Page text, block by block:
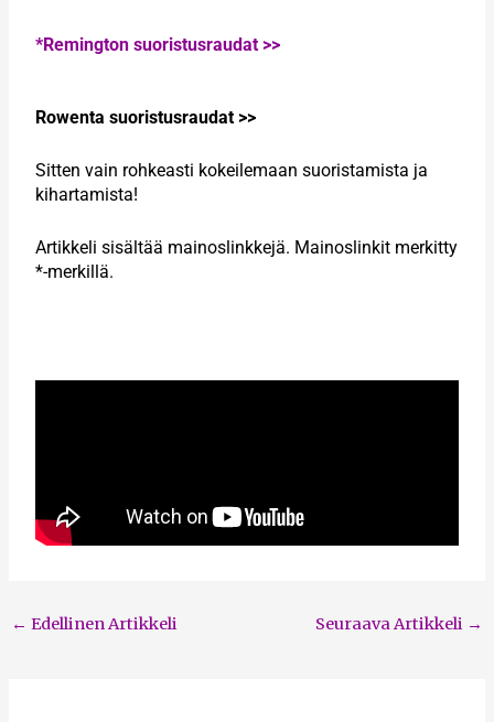
*Remington suoristusraudat >>
Rowenta suoristusraudat >>
Sitten vain rohkeasti kokeilemaan suoristamista ja
kihartamista!
Artikkeli sisältää mainoslinkkejä. Mainoslinkit merkitty
*-merkillä.
← Edellinen Artikkeli Seuraava Artikkeli →